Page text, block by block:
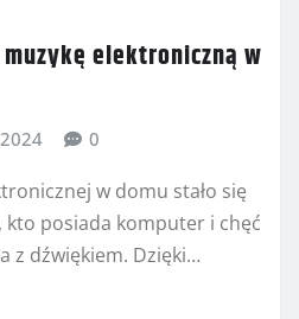
elektroniczną w
0
w domu stało się
kto posiada komputer i chęć
z dźwiękiem. Dzięki…